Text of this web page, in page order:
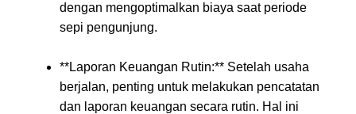
dengan mengoptimalkan biaya saat periode
sepi pengunjung.
**Laporan Keuangan Rutin:** Setelah usaha
berjalan, penting untuk melakukan pencatatan
dan laporan keuangan secara rutin. Hal ini